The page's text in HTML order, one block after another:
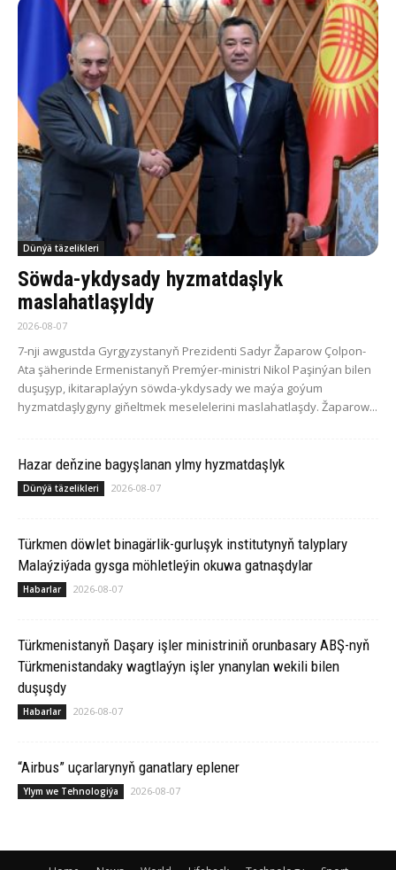
Dünýä täzelikleri
Söwda-ykdysady hyzmatdaşlyk
maslahatlaşyldy
2026-08-07
7-nji awgustda Gyrgyzystanyň Prezidenti Sadyr Žaparow Çolpon-
Ata şäherinde Ermenistanyň Premýer-ministri Nikol Paşinýan bilen
duşuşyp, ikitaraplaýyn söwda-ykdysady we maýa goýum
hyzmatdaşlygyny giňeltmek meselelerini maslahatlaşdy. Žaparow...
Hazar deňzine bagyşlanan ylmy hyzmatdaşlyk
Dünýä täzelikleri 2026-08-07
Türkmen döwlet binagärlik-gurluşyk institutynyň talyplary
Malaýziýada gysga möhletleýin okuwa gatnaşdylar
Habarlar 2026-08-07
Türkmenistanyň Daşary işler ministriniň orunbasary ABŞ-nyň
Türkmenistandaky wagtlaýyn işler ynanylan wekili bilen
duşuşdy
Habarlar 2026-08-07
“Airbus” uçarlarynyň ganatlary eplener
Ylym we Tehnologiýa 2026-08-07